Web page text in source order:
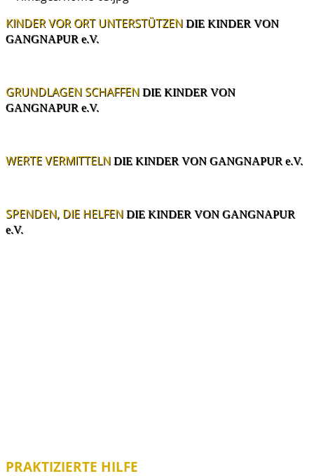
KINDER VOR ORT UNTERSTÜTZEN DIE KINDER VON
GANGNAPUR e.V.
GRUNDLAGEN SCHAFFEN DIE KINDER VON
GANGNAPUR e.V.
WERTE VERMITTELN DIE KINDER VON GANGNAPUR e.V.
SPENDEN, DIE HELFEN DIE KINDER VON GANGNAPUR
e.V.
PRAKTIZIERTE HILFE